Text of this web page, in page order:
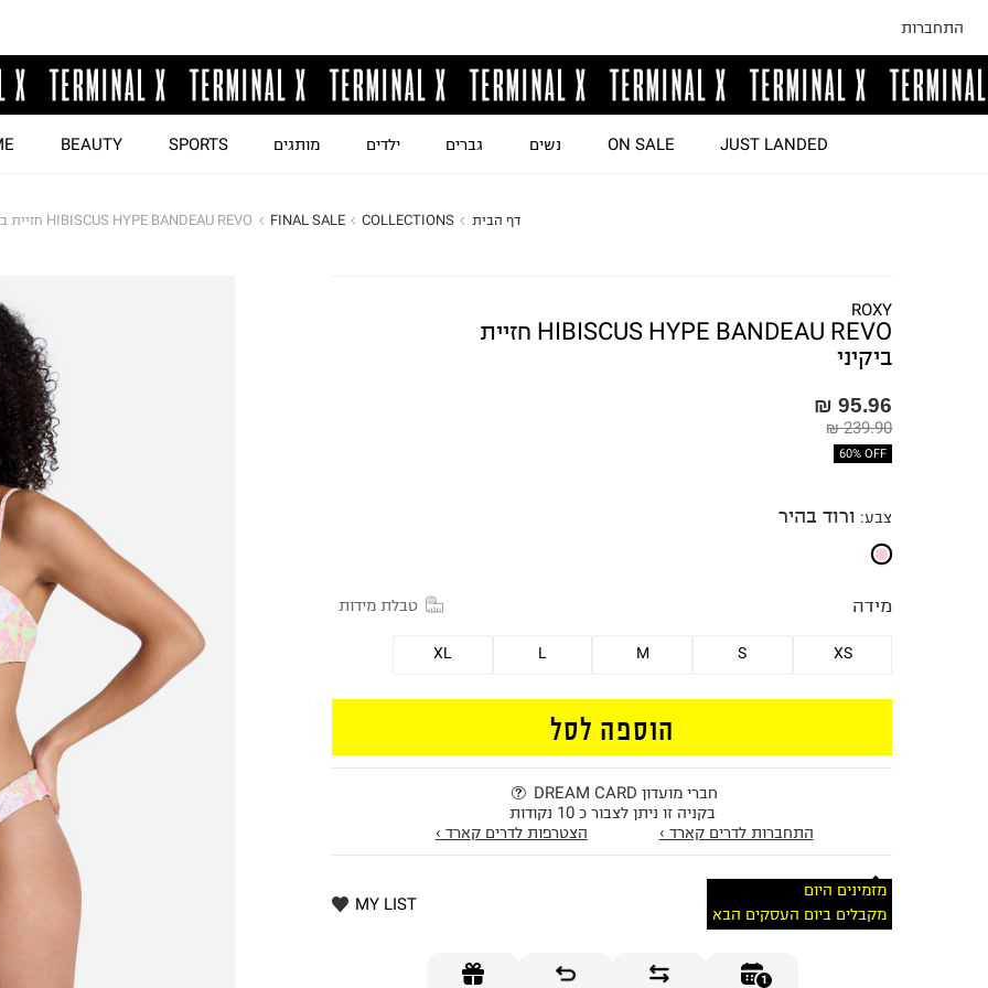
התחברות
JUST LANDED
ON SALE נשים גברים ילדים מותגים SPORTS
BEAUTY
דף הבית COLLECTIONS
FINAL SALE HIBISCUS HYPE BANDEAU REVO חזיית ביקיני
ROXY
HIBISCUS HYPE BANDEAU REVO חזיית
ביקיני
95.96 ₪
239.90 ₪
60% OFF
צבע: ורוד בהיר
מידה טבלת מידות
XS
S
M
L
XL
הוספה לסל
חברי מועדון DREAM CARD
בקניה זו ניתן לצבור כ 10 נקודות
התחברות לדרים קארד ›
הצטרפות לדרים קארד ›
מזמינים היום
מקבלים ביום העסקים הבא
MY LIST
1